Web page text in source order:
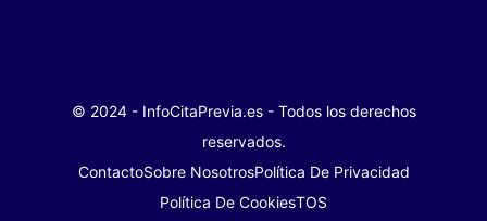
© 2024 - InfoCitaPrevia.es - Todos los derechos
reservados.
ContactoSobre NosotrosPolítica De Privacidad
Política De CookiesTOS